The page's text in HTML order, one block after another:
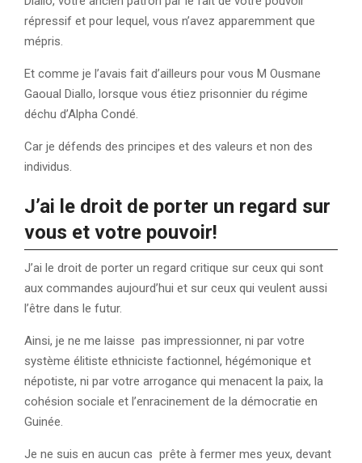
répressif et pour lequel, vous n’avez apparemment que
mépris.
Et comme je l’avais fait d’ailleurs pour vous M Ousmane
Gaoual Diallo, lorsque vous étiez prisonnier du régime
déchu d’Alpha Condé.
Car je défends des principes et des valeurs et non des
individus.
J’ai le droit de porter un regard sur
vous et votre pouvoir!
J’ai le droit de porter un regard critique sur ceux qui sont
aux commandes aujourd’hui et sur ceux qui veulent aussi
l’être dans le futur.
Ainsi, je ne me laisse pas impressionner, ni par votre
système élitiste ethniciste factionnel, hégémonique et
népotiste, ni par votre arrogance qui menacent la paix, la
cohésion sociale et l’enracinement de la démocratie en
Guinée.
Je ne suis en aucun cas prête à fermer mes yeux, devant